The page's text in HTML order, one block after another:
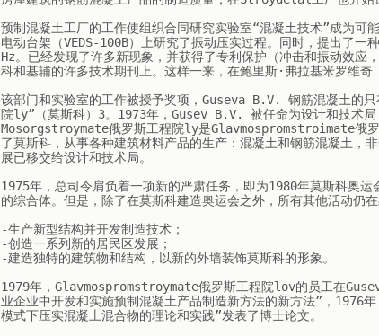
预制混凝土工厂的工作使组织合同研究实验室“混凝土技术”成为可
电动台架（VEDS-100B）上研究了振动压实过程。同时，提出了
Hz。已经发现了许多新现象，并获得了专利保护（冲击和振动效
科和基辅的许多技术期刊上。这样一来，在鲍里斯·弗拉基米罗
该部门和实验室的工作被授予奖项，Guseva B.V. 钢筋混凝土的
院ly”（莫斯科）3。1973年，Gusev B.V. 被任命为设计和技术
Mosorgstroymate俄罗斯工程院ly是Glavmospromstroimate俄
了莫斯科，从事各种建筑材料产品的生产：混凝土和钢筋混凝土，
展已移交给设计和技术局。
1975年，总司令肩负着一项新的严肃任务，即为1980年莫斯科奥
的综合体。但是，除了在莫斯科建造奥运会之外，所有其他活动仍在
-生产新型结构并开发制造技术；
-创造一系列新的居民区发展；
-建造独特的建筑物和结构，以新的外墙装饰莫斯科的形象。
1979年，Glavmospromstroymate俄罗斯工程院lov的员工在
业企业中开发和实施预制混凝土产品制造新方法的新方法”，
模式下压实混凝土混合物的理论和实践”发表了博士论文。